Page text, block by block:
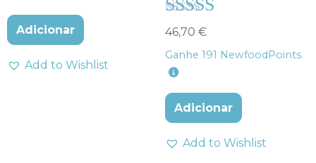
Adicionar
Add to Wishlist
Avaliação
4.33
de 5
46,70 €
Ganhe 191 NewfoodPoints.
Adicionar
Add to Wishlist